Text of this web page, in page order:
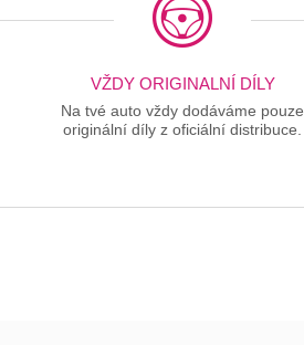
VŽDY ORIGINALNÍ DÍLY
Na tvé auto vždy dodáváme pouze
originální díly z oficiální distribuce.